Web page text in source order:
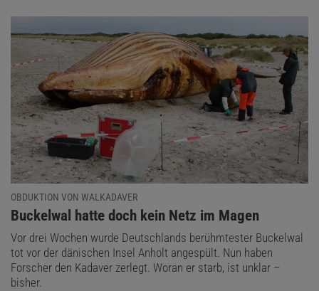
OBDUKTION VON WALKADAVER
:
Buckelwal hatte doch kein Netz im Magen
Vor drei Wochen wurde Deutschlands berühmtester Buckelwal
tot vor der dänischen Insel Anholt angespült. Nun haben
Forscher den Kadaver zerlegt. Woran er starb, ist unklar –
bisher.